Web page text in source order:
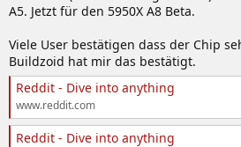
A5. Jetzt für den 5950X A8 Beta.
Viele User bestätigen dass der Chip
Buildzoid hat mir das bestätigt.
Reddit - Dive into anything
www.reddit.com
Reddit - Dive into anything